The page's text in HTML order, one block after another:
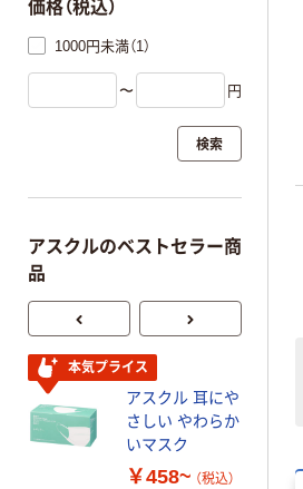
価格（税込）
1000円未満（1）
〜 円
検索
アスクルのベストセラー商
品
本気プライス
アスクル 耳にや
さしい やわらか
いマスク
￥458~ （税込）